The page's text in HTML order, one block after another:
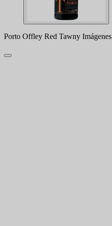
Porto Offley Red Tawny Imágenes